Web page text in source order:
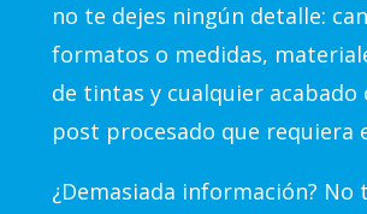
no te dejes ningún detalle:
formatos o medidas,
de tintas y cualquier acabado
post procesado que requiera
¿Demasiada información? No